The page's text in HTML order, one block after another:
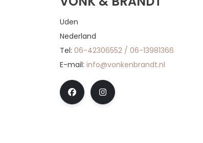
Uden
Nederland
Tel: 06-42306552 / 06-13981366
E-mail: info@vonkenbrandt.nl